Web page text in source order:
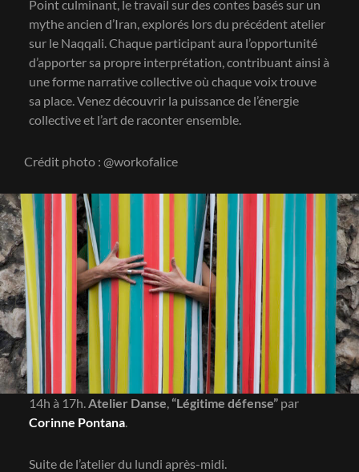
Point culminant, le travail sur des contes basés sur un
mythe ancien d’Iran, explorés lors du précédent atelier
sur le Naqqali. Chaque participant aura l’opportunité
d’apporter sa propre interprétation, contribuant ainsi à
une forme narrative collective où chaque voix trouve
sa place. Venez découvrir la puissance de l’énergie
collective et l’art de raconter ensemble.
Crédit photo : @workofalice
14h à 17h. Atelier Danse “Légitime défense”par
Corinne Pontana.
Suite de l’atelier du lundi après-midi.